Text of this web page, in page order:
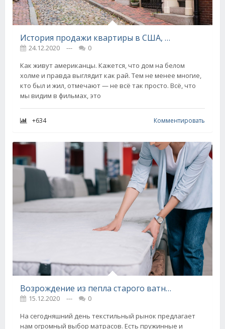
История продажи квартиры в США, что наглядно показывает разницу между нашим и американским дизайном
24.12.2020 ---
0
Как живут американцы. Кажется, что дом на белом
холме и правда выглядит как рай. Тем не менее многие,
кто был и жил, отмечают — не всё так просто. Всё, что
мы видим в фильмах, это
+634 Комментировать
Возрождение из пепла старого ватного матраса, почти выброшенного на помойку
15.12.2020 ---
0
На сегодняшний день текстильный рынок предлагает
нам огромный выбор матрасов. Есть пружинные и